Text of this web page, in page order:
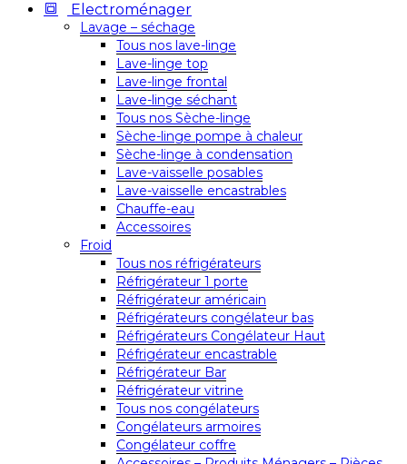
Electroménager
Lavage – séchage
Tous nos lave-linge
Lave-linge top
Lave-linge frontal
Lave-linge séchant
Tous nos Sèche-linge
Sèche-linge pompe à chaleur
Sèche-linge à condensation
Lave-vaisselle posables
Lave-vaisselle encastrables
Chauffe-eau
Accessoires
Froid
Tous nos réfrigérateurs
Réfrigérateur 1 porte
Réfrigérateur américain
Réfrigérateurs congélateur bas
Réfrigérateurs Congélateur Haut
Réfrigérateur encastrable
Réfrigérateur Bar
Réfrigérateur vitrine
Tous nos congélateurs
Congélateurs armoires
Congélateur coffre